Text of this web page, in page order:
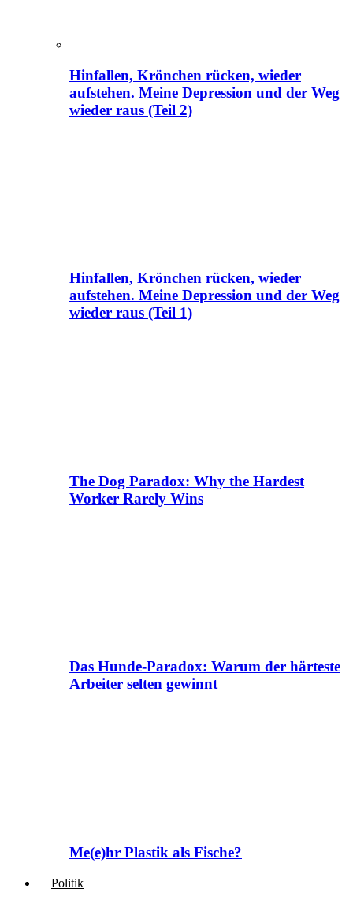
Hinfallen, Krönchen rücken, wieder
aufstehen. Meine Depression und der Weg
wieder raus (Teil 2)
Hinfallen, Krönchen rücken, wieder
aufstehen. Meine Depression und der Weg
wieder raus (Teil 1)
The Dog Paradox: Why the Hardest
Worker Rarely Wins
Das Hunde-Paradox: Warum der härteste
Arbeiter selten gewinnt
Me(e)hr Plastik als Fische?
Politik